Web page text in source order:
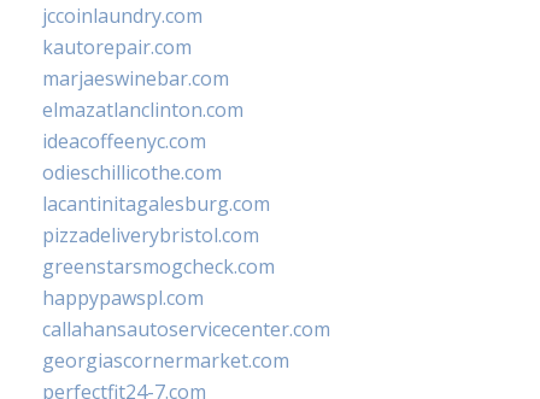
jccoinlaundry.com
kautorepair.com
marjaeswinebar.com
elmazatlanclinton.com
ideacoffeenyc.com
odieschillicothe.com
lacantinitagalesburg.com
pizzadeliverybristol.com
greenstarsmogcheck.com
happypawspl.com
callahansautoservicecenter.com
georgiascornermarket.com
perfectfit24-7.com